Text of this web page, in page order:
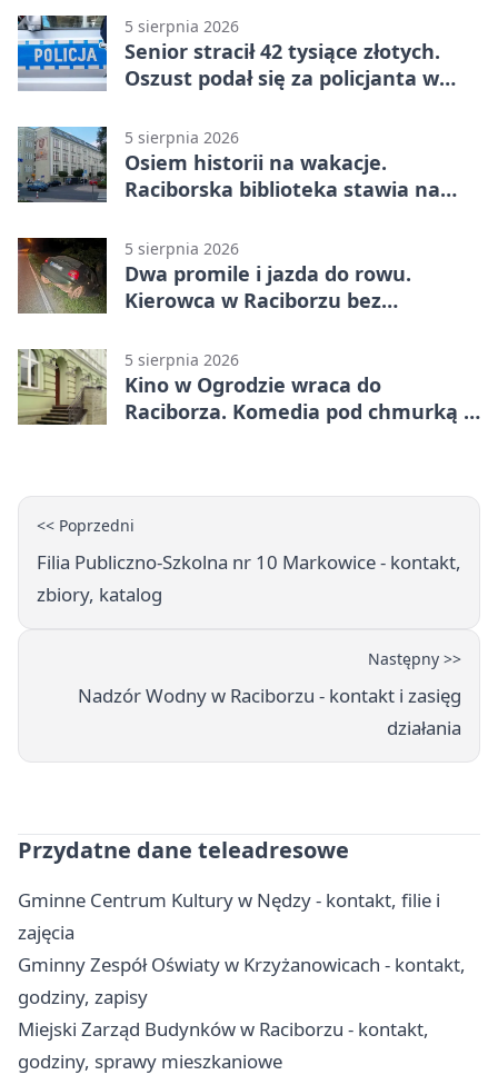
5 sierpnia 2026
Senior stracił 42 tysiące złotych.
Oszust podał się za policjanta w
5 sierpnia 2026
Osiem historii na wakacje.
Raciborska biblioteka stawia na
5 sierpnia 2026
Dwa promile i jazda do rowu.
Kierowca w Raciborzu bez
5 sierpnia 2026
Kino w Ogrodzie wraca do
Raciborza. Komedia pod chmurką w
<< Poprzedni
Filia Publiczno-Szkolna nr 10 Markowice - kontakt,
zbiory, katalog
Następny >>
Nadzór Wodny w Raciborzu - kontakt i zasięg
działania
Przydatne dane teleadresowe
Gminne Centrum Kultury w Nędzy - kontakt, filie i
zajęcia
Gminny Zespół Oświaty w Krzyżanowicach - kontakt,
godziny, zapisy
Miejski Zarząd Budynków w Raciborzu - kontakt,
godziny, sprawy mieszkaniowe